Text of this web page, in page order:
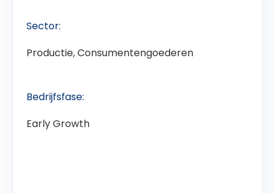
Sector:
Productie, Consumentengoederen
Bedrijfsfase:
Early Growth